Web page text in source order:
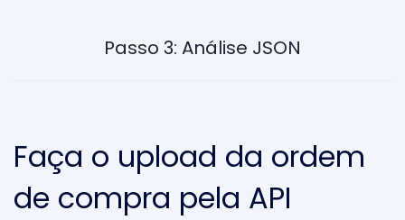
Passo 3: Análise JSON
Faça o upload da ordem
de compra pela API